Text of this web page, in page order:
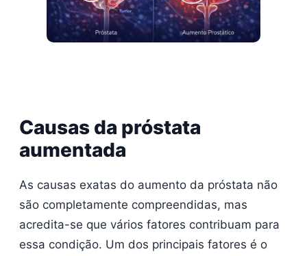
Causas da próstata
aumentada
As causas exatas do aumento da próstata não
são completamente compreendidas, mas
acredita-se que vários fatores contribuam para
essa condição. Um dos principais fatores é o